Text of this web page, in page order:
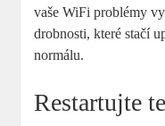
vaše WiFi problémy
drobnosti, které stačí
normálu.
Restartujte